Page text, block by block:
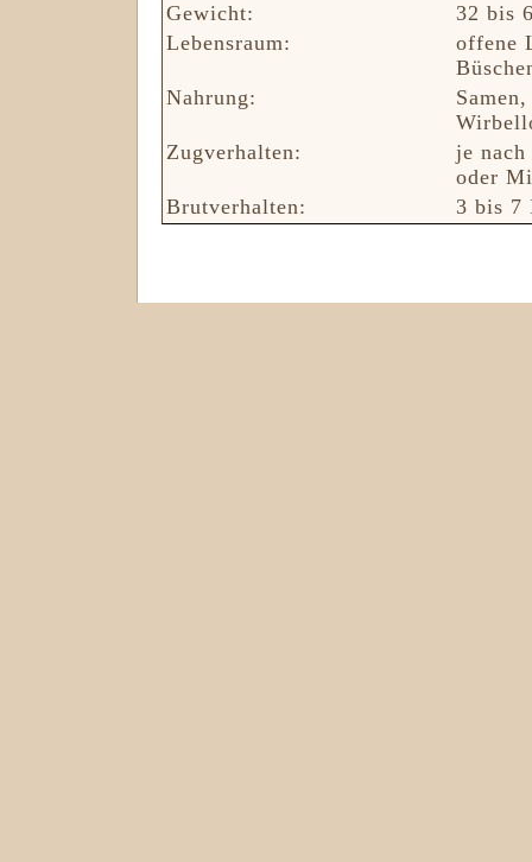
Gewicht:
32 bis
Lebensraum:
offene
Nahrung:
Zugverhalten:
je
oder
Brutverhalten:
3 bis 7